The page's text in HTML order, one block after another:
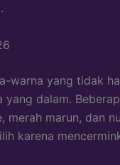
warna yang tidak
dalam.
merah marun, dan
karena